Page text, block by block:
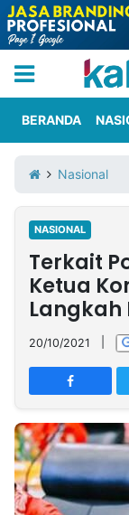
Iklan
Berita
Kami
Nasional
International
Olahraga
Entertainment
Daerah
Pariwisata
Kuliner
Kolom
Network
PT
TREETAN
INDONESIA
Partner
BERANDA
Nasional
NASIONAL
Terkait
Ketua
Langkah
20/10/2021